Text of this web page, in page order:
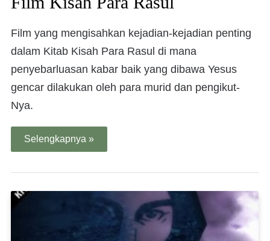
Film yang mengisahkan kejadian-kejadian penting
dalam Kitab Kisah Para Rasul di mana
penyebarluasan kabar baik yang dibawa Yesus
gencar dilakukan oleh para murid dan pengikut-
Nya.
Selengkapnya »